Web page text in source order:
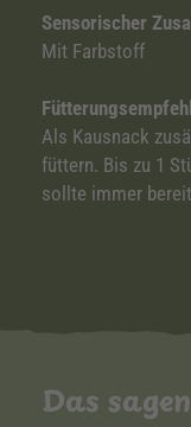
Sensorischer
Mit Farbstoff
Als Kausnack
füttern. Bis zu 1
sollte immer
Das